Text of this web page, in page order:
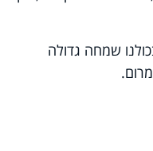
שמחה גדולה